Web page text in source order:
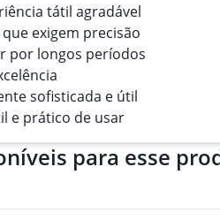
tátil agradável
exigem precisão
por longos períodos
sofisticada e útil
e prático de usar
para esse